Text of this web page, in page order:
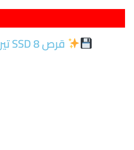
قرص SSD 8 تيرا - سعة تخزين تكفي كل احتياجاتك!